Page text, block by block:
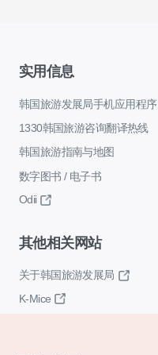
实用信息
韩国旅游发展局手机应用程序
1330韩国旅游咨询翻译热线
韩国旅游指南与地图
数字图书 / 电子书
Odii
其他相关网站
关于韩国旅游发展局
K-Mice